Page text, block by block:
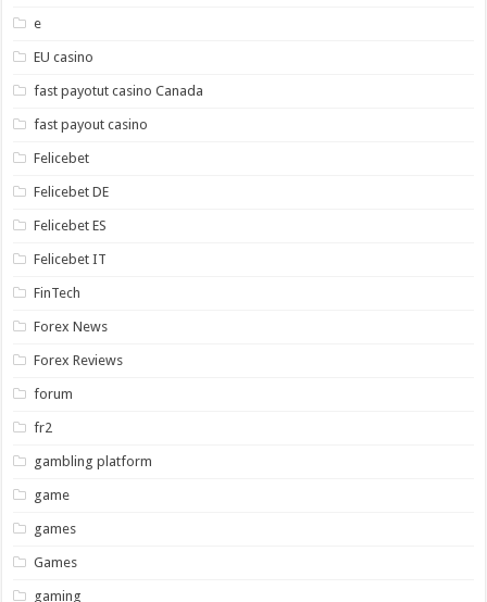
e
EU casino
fast payotut casino Canada
fast payout casino
Felicebet
Felicebet DE
Felicebet ES
Felicebet IT
FinTech
Forex News
Forex Reviews
forum
fr2
gambling platform
game
games
Games
gaming